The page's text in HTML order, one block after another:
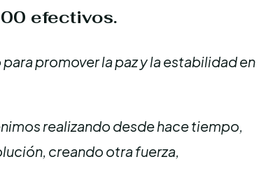
efectivos.
promover la paz y la estabilidad en
realizando desde hace tiempo,
creando otra fuerza,